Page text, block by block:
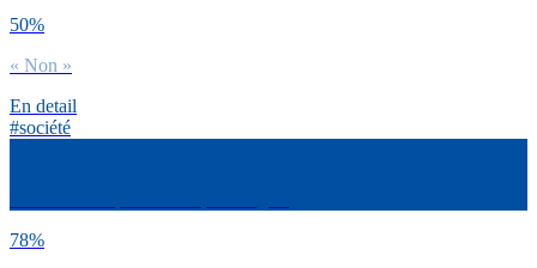
50%
« Non »
En detail
#société
78%